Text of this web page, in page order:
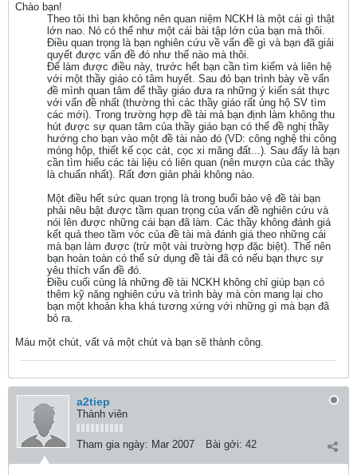
Chào bạn!
Theo tôi thì bạn không nên quan niệm NCKH là một cái gì thật
lớn nao. Nó có thể như một cái bài tập lớn của bạn mà thôi.
Điều quan trọng là bạn nghiên cứu về vấn đề gì và bạn đã giải
quyết được vấn đề đó như thế nào mà thôi.
Để làm được điều này, trước hết bạn cần tìm kiếm và liên hệ
với một thầy giáo có tâm huyết. Sau đó bạn trình bày về vấn
đề mình quan tâm để thầy giáo đưa ra những ý kiến sát thực
với vấn đề nhất (thường thì các thầy giáo rất ủng hộ SV tìm
các mới). Trong trường hợp đề tài mà bạn định làm không thu
hút được sự quan tâm của thầy giáo bạn có thể đề nghị thầy
hướng cho bạn vào một đề tài nào đó (VD: công nghệ thi công
móng hộp, thiết kế cọc cát, cọc xi măng đất...). Sau đấy là bạn
cần tìm hiểu các tài liệu có liên quan (nên mượn của các thầy
là chuẩn nhất). Rất đơn giản phải không nào.
Một điều hết sức quan trọng là trong buổi bảo vệ đề tài bạn
phải nêu bật được tầm quan trọng của vấn đề nghiên cứu và
nói lên được những cái bạn đã làm. Các thầy không đánh giá
kết quả theo tầm vóc của đề tài mà đánh giá theo những cái
mà bạn làm được (trừ một vài trường hợp đặc biệt). Thế nên
bạn hoàn toàn có thể sử dụng đề tài đã có nếu bạn thực sự
yêu thích vấn đề đó.
Điều cuối cùng là những đề tài NCKH không chỉ giúp bạn có
thêm kỹ năng nghiên cứu và trình bày mà còn mang lại cho
bạn một khoản kha khá tương xứng với những gì mà bạn đã
bỏ ra.
Máu một chút, vất vả một chút và bạn sẽ thành công.
a2tiep
Thành viên
Tham gia ngày: Mar 2007 Bài gởi: 42